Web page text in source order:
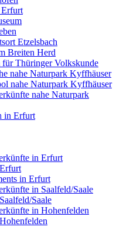
Erfurt
Etzelsbach
Breiten Herd
Thüringer Volkskunde
nahe Naturpark Kyffhäuser
nahe Naturpark Kyffhäuser
nahe Naturpark
in Erfurt
in Erfurt
in Erfurt
in Saalfeld/Saale
Saale
in Hohenfelden